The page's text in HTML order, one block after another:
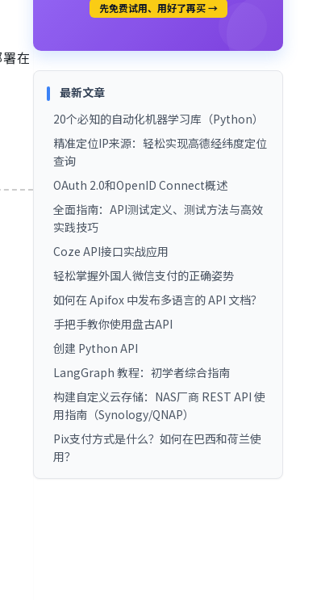
在
先免费试用、用好了再买 →
最新文章
20个必知的自动化机器学习库（Python）
精准定位IP来源：轻松实现高德经纬度定位
查询
OAuth 2.0和OpenID Connect概述
全面指南：API测试定义、测试方法与高效
实践技巧
Coze API接口实战应用
轻松掌握外国人微信支付的正确姿势
如何在 Apifox 中发布多语言的 API 文档？
手把手教你使用盘古API
创建 Python API
LangGraph 教程：初学者综合指南
构建自定义云存储：NAS厂商 REST API 使
用指南（Synology/QNAP）
Pix支付方式是什么？如何在巴西和荷兰使
用？